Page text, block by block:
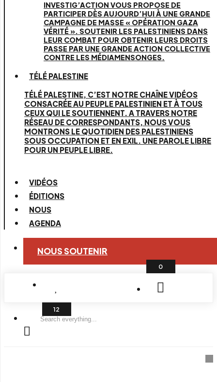
INVESTIG’ACTION VOUS PROPOSE DE
PARTICIPER DÈS AUJOURD’HUI À UNE GRANDE
CAMPAGNE DE MASSE « OPÉRATION GAZA
VÉRITÉ ». SOUTENIR LES PALESTINIENS DANS
LEUR COMBAT POUR OBTENIR LEURS DROITS
PASSE PAR UNE GRANDE ACTION COLLECTIVE
CONTRE LES MÉDIAMENSONGES.
TÉLÉ PALESTINE
TÉLÉ PALESTINE, C’EST NOTRE CHAÎNE VIDÉOS
CONSACRÉE AU PEUPLE PALESTINIEN ET À TOUS
CEUX QUI LE SOUTIENNENT. A TRAVERS NOTRE
RÉSEAU DE CORRESPONDANTS, NOUS VOUS
MONTRONS LE QUOTIDIEN DES PALESTINIENS
SOUS OCCUPATION ET EN EXIL. UNE PAROLE LIBRE
POUR UN PEUPLE LIBRE.
VIDÉOS
ÉDITIONS
NOUS
AGENDA
NOUS SOUTENIR
0
Search